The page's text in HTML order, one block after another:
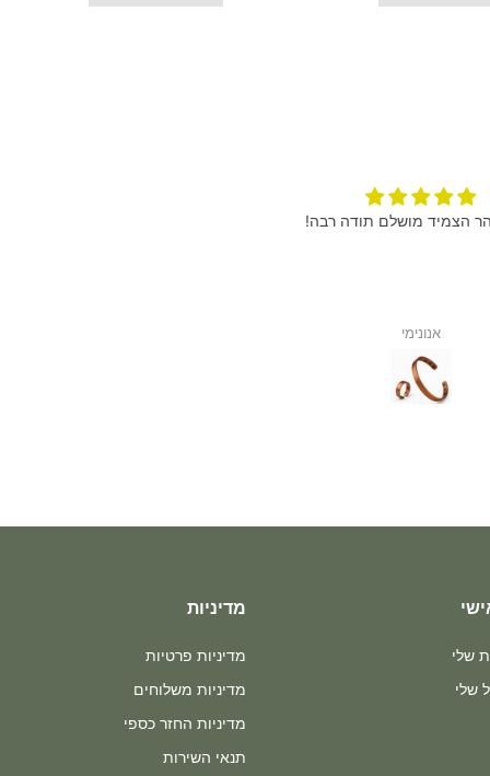
מרגישים את ההבדל , בקבוק
סטיב קלימן
שלי
שלי
מדיניות
מדיניות פרטיות
מדיניות משלוחים
מדיניות החזר כספי
תנאי השירות